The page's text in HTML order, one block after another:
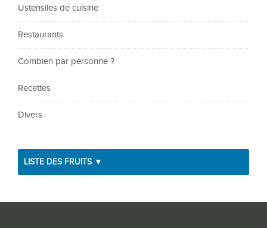
Ustensiles de cuisine
Restaurants
Combien par personne ?
Recettes
Divers
LISTE DES FRUITS ▼